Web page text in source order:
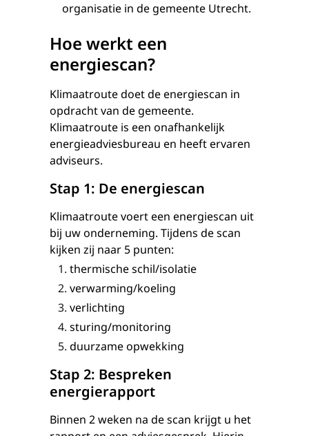
organisatie in de gemeente Utrecht.
Hoe werkt een
energiescan?
Klimaatroute doet de energiescan in
opdracht van de gemeente.
Klimaatroute is een onafhankelijk
energieadviesbureau en heeft ervaren
adviseurs.
Stap 1: De energiescan
Klimaatroute voert een energiescan uit
bij uw onderneming. Tijdens de scan
kijken zij naar 5 punten:
thermische schil/isolatie
verwarming/koeling
verlichting
sturing/monitoring
duurzame opwekking
Stap 2: Bespreken
energierapport
Binnen 2 weken na de scan krijgt u het